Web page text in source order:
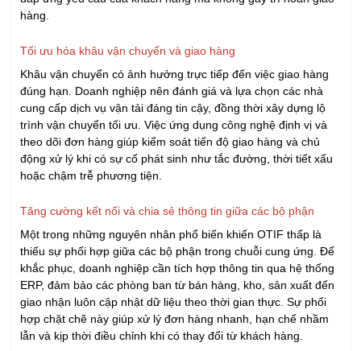
0902 419 079
daotaoquanly.irtc@gmail.com
KHÓA HỌC SẮP KHAI GIẢNG
Khóa Học Quản Lý Kho Chuyên Nghiệp
08/08/2026
Khóa Học Tổ Trưởng Sản Xuất Chuyên Nghiệp
09/08/2026
Khóa Học QA/QC - Đảm Bảo & Kiểm Soát Chất
Lượng
09/08/2026
KHÓA HỌC CHUYÊN VIÊN ISO
09/08/2026
KHÓA HỌC NHẬN THỨC VÀ ĐÁNH GIÁ VIÊN NỘI
BỘ HỆ THỐNG QUẢN LÝ AN TOÀN & SỨC KHỎE